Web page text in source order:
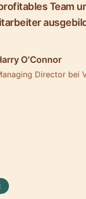
Team
O'Connor
Director bei